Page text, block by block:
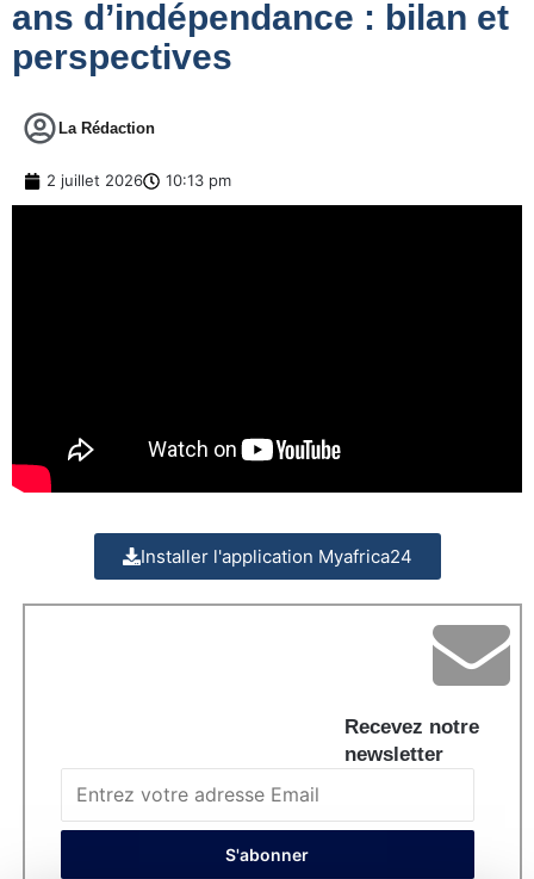
ans d’indépendance : bilan et
perspectives
La Rédaction
2 juillet 2026 10:13 pm
Installer l'application Myafrica24
Recevez notre
newsletter